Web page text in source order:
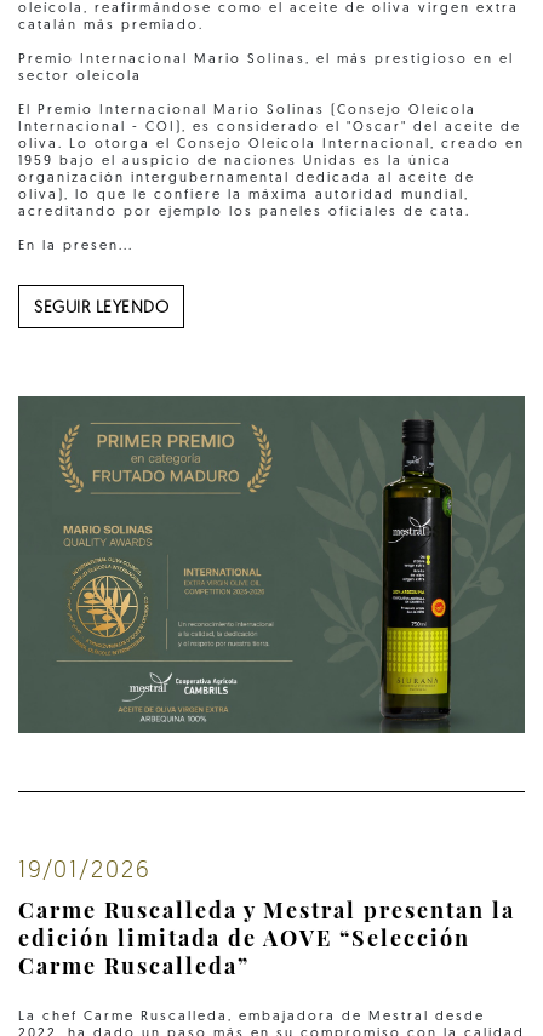
oleícola, reafirmándose como el aceite de oliva virgen extra
catalán más premiado.
Premio Internacional Mario Solinas, el más prestigioso en el
sector oleícola
El Premio Internacional Mario Solinas (Consejo Oleícola
Internacional - COI), es considerado el "Oscar" del aceite de
oliva. Lo otorga el Consejo Oleícola Internacional, creado en
1959 bajo el auspicio de naciones Unidas es la única
organización intergubernamental dedicada al aceite de
oliva), lo que le confiere la máxima autoridad mundial,
acreditando por ejemplo los paneles oficiales de cata.
En la presen...
SEGUIR LEYENDO
19/01/2026
Carme Ruscalleda y Mestral presentan la
edición limitada de AOVE “Selección
Carme Ruscalleda”
La chef Carme Ruscalleda, embajadora de Mestral desde